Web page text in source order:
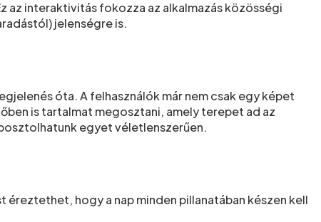
az interaktivitás fokozza az alkalmazás közösségi
jelenségre is.
óta. A felhasználók már nem csak egy képet
is tartalmat megosztani, amely terepet ad az
egyet véletlenszerűen.
hogy a nap minden pillanatában készen kell